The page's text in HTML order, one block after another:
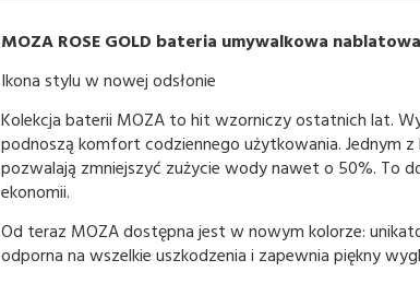
MOZA ROSE GOLD bateria umywalkowa nablatowa
Ikona stylu w nowej odsłonie
Kolekcja baterii MOZA to hit wzorniczy ostatnich lat.
podnoszą komfort codziennego użytkowania. Jednym
pozwalają zmniejszyć zużycie wody nawet o 50%. To
ekonomii.
Od teraz MOZA dostępna jest w nowym kolorze:
odporna na wszelkie uszkodzenia i zapewnia piękny